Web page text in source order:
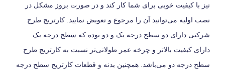
نیز با کیفیت خوبی برای شما کار کند و در صورت بروز مشکل در
نصب اولیه می‌توانید آن را مرجوع و تعویض نمایید. کارتریج طرح
شرکتی دارای دو سطح درجه یک و دو بوده که سطح درجه یک
دارای کیفیت بالاتر و چرخه عمر طولانی‌تر نسبت به کارتریج طرح
سطح درجه دو می‌باشد. همچنین بدنه و قطعات کارتریج سطح درجه